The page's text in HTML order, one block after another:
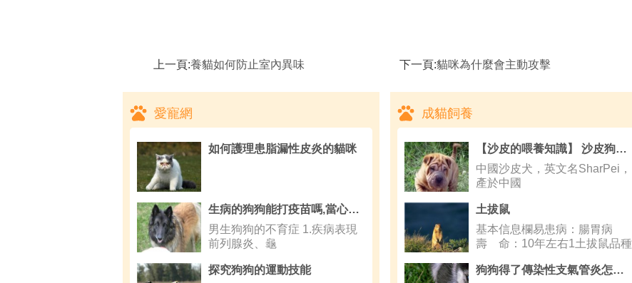
上一頁:養貓如何防止室內異味 下一頁:貓咪為什麼會主動攻擊
愛寵網
如何護理患脂漏性皮炎的貓咪
生病的狗狗能打疫苗嗎,當心狗狗得富貴病
男生狗狗的不育症 1.疾病表現
前列腺炎、龜
探究狗狗的運動技能
成貓飼養
【沙皮的喂養知識】 沙皮狗種類知多少
中國沙皮犬，英文名SharPei，
產於中國
土拔鼠
基本信息欄易患病：腸胃病
壽 命：10年左右1土拔鼠品種
狗狗得了傳染性支氣管炎怎麼辦